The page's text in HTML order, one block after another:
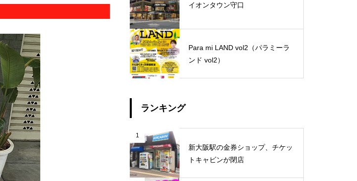
イオンタウン守口
Para mi LAND vol2（パラミーラ
ンド vol2）
ランキング
1
新大阪駅の金券ショップ、チケッ
トキャビンが閉店